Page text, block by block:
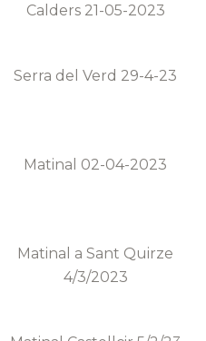
Calders 21-05-2023
Serra del Verd 29-4-23
Matinal 02-04-2023
Matinal a Sant Quirze
4/3/2023